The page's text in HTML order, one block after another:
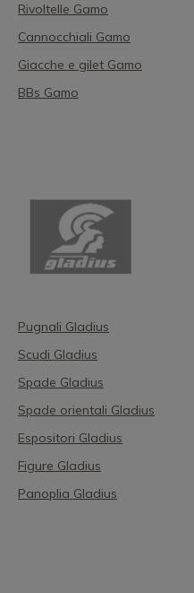
Rivoltelle Gamo
Cannocchiali Gamo
Giacche e gilet Gamo
BBs Gamo
Pugnali Gladius
Scudi Gladius
Spade Gladius
Spade orientali Gladius
Espositori Gladius
Figure Gladius
Panoplia Gladius